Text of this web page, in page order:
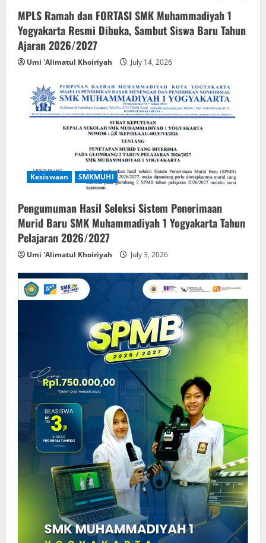
MPLS Ramah dan FORTASI SMK Muhammadiyah 1
Yogyakarta Resmi Dibuka, Sambut Siswa Baru Tahun
Ajaran 2026/2027
Umi 'Alimatul Khoiriyah July 14, 2026
Kesiswaan SMKMUHI
Pengumuman Hasil Seleksi Sistem Penerimaan
Murid Baru SMK Muhammadiyah 1 Yogyakarta Tahun
Pelajaran 2026/2027
Umi 'Alimatul Khoiriyah July 3, 2026